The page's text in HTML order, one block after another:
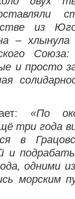
из
– хлынула
Союза:
и просто
«По
три года
в
и
одними из
морским